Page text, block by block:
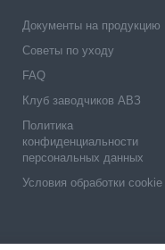
Документы на продукцию
Советы по уходу
FAQ
Клуб заводчиков АВЗ
Политика
конфиденциальности
персональных данных
Условия обработки cookie